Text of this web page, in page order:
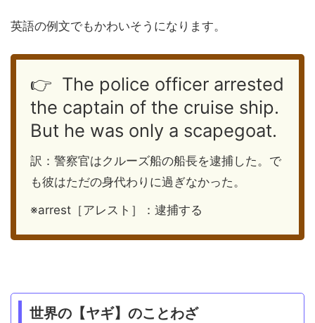
英語の例文でもかわいそうになります。
👉 The police officer arrested
the captain of the cruise ship.
But he was only a scapegoat.
訳：警察官はクルーズ船の船長を逮捕した。で
も彼はただの身代わりに過ぎなかった。
※arrest［アレスト］：逮捕する
世界の【ヤギ】のことわざ